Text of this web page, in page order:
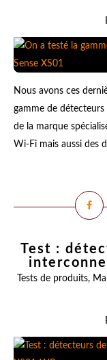
Nous avons ces
gamme de
de la marque
Wi-Fi mais aussi des
Test :
Tests de produits,